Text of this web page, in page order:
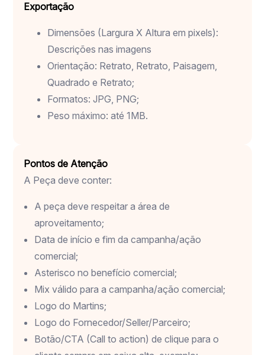
Exportação
Dimensões (Largura X Altura em pixels):
Descrições nas imagens
Orientação: Retrato, Retrato, Paisagem,
Quadrado e Retrato;
Formatos: JPG, PNG;
Peso máximo: até 1MB.
Pontos de Atenção
A Peça deve conter:
A peça deve respeitar a área de
aproveitamento;
Data de início e fim da campanha/ação
comercial;
Asterisco no benefício comercial;
Mix válido para a campanha/ação comercial;
Logo do Martins;
Logo do Fornecedor/Seller/Parceiro;
Botão/CTA (Call to action) de clique para o